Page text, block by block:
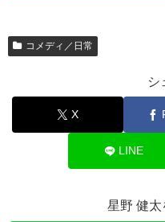
コメディ／日常
シ
X
LINE
星野 健太